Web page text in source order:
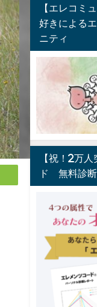
【エレコミ
好きによる
ニティ
【祝！2万
ド®︎無料診